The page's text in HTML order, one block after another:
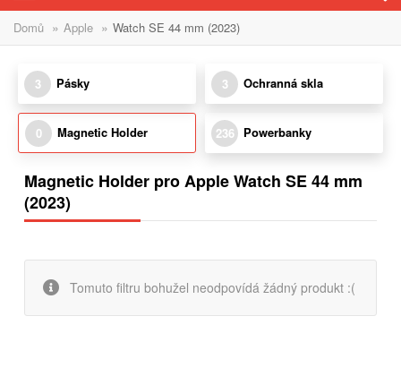
Domů » Apple » Watch SE 44 mm (2023)
3 Pásky 3 Ochranná skla
0 Magnetic Holder 236 Powerbanky
Magnetic Holder pro Apple Watch SE 44 mm
(2023)
Tomuto filtru bohužel neodpovídá žádný produkt :(